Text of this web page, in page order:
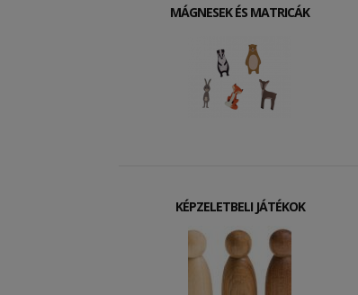
MÁGNESEK ÉS MATRICÁK
KÉPZELETBELI JÁTÉKOK